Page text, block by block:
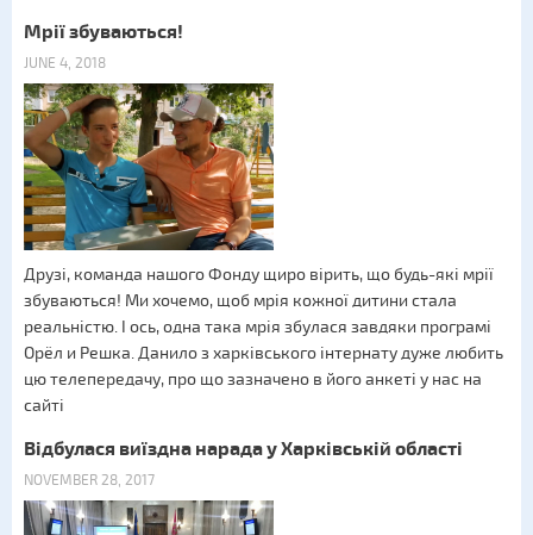
Мрії збуваються!
JUNE 4, 2018
Друзі, команда нашого Фонду щиро вірить, що будь-які мрії
збуваються! Ми хочемо, щоб мрія кожної дитини стала
реальністю. І ось, одна така мрія збулася завдяки програмі
Орёл и Решка. Данило з харківського інтернату дуже любить
цю телепередачу, про що зазначено в його анкеті у нас на
сайті
Відбулася виїздна нарада у Харківській області
NOVEMBER 28, 2017